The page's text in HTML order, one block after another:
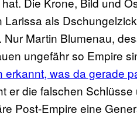
Larissa als
Martin Blumenau,
ungefähr so Empire
erkannt, was da gerade
er die falschen
Post-Empire eine